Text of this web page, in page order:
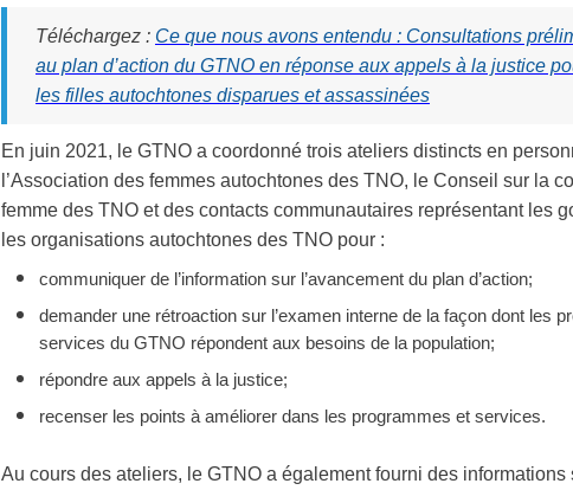
Téléchargez : Ce que nous avons entendu : Consultations
au plan d’action du GTNO en réponse aux appels à la justice
les filles autochtones disparues et assassinées
En juin 2021, le GTNO a coordonné trois ateliers distincts en
l’Association des femmes autochtones des TNO, le Conseil sur la
femme des TNO et des contacts communautaires représentant les
les organisations autochtones des TNO pour :
communiquer de l’information sur l’avancement du plan d’action;
demander une rétroaction sur l’examen interne de la façon dont les
services du GTNO répondent aux besoins de la population;
répondre aux appels à la justice;
recenser les points à améliorer dans les programmes et services.
Au cours des ateliers, le GTNO a également fourni des informations